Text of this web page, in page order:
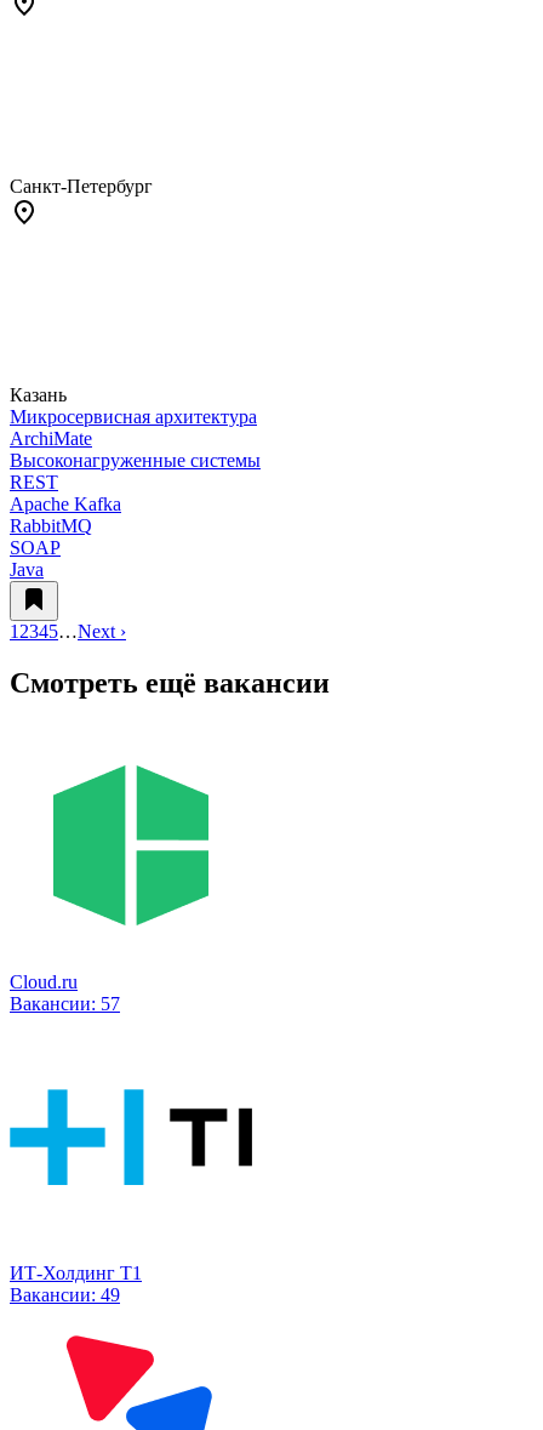
Санкт-Петербург
Казань
Микросервисная архитектура
ArchiMate
Высоконагруженные системы
REST
Apache Kafka
RabbitMQ
SOAP
Java
1 2345…Next ›
Смотреть ещё вакансии
Cloud.ru
Вакансии: 57
ИТ-Холдинг Т1
Вакансии: 49